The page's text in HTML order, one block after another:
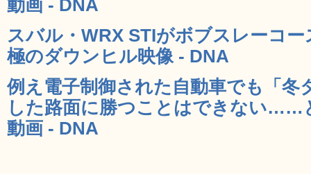
動画 - DNA
スバル・WRX STIがボブスレーコ
極のダウンヒル映像 - DNA
例え電子制御された自動車でも「冬
した路面に勝つことはできない……
動画 - DNA